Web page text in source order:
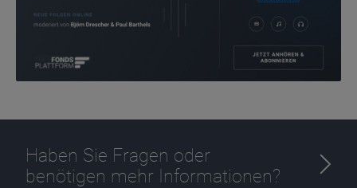
Haben Sie Fragen oder
benötigen mehr Informationen?
Ablauf
1 Jahr